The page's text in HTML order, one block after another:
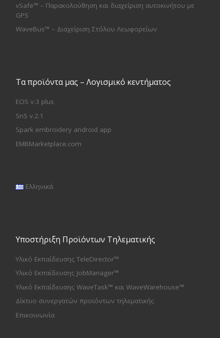
vSafe™ – Παρακολούθηση και διαχείριση αυτοκινήτου με
GPS
WaveBus™ – Διαχείριση Στόλου Λεωφορείων
Τα προϊόντα μας – Λογισμικό κεντήματος
EOS v.3 plus
SnS v.2.1
Spark embroidery android app
EMBMarketplace.com
Ελληνικά
Υποστήριξη Προϊόντων Τηλεματικής
Υλικό Εκπαίδευσης TeleDirector™
Υλικό Εκπαίδευσης JobManager™
Υλικό Εκπαίδευσης WaveTask™ και WaveWarehouse™
Δίκτυο συνεργατών προϊόντων τηλεματικής
Επικοινωνία